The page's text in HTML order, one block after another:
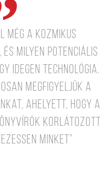
még a kozmikus
és milyen potenciális
idegen technológia.
megfigyeljük a
ahelyett, hogy a
korlátozott
minket”